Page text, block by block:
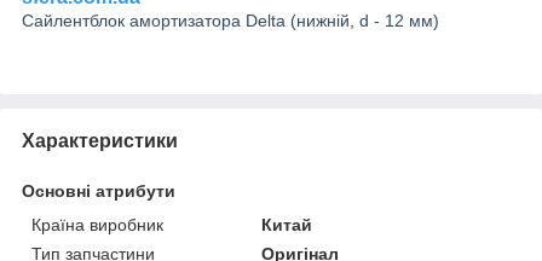
Сайлентблок амортизатора Delta (нижній, d - 12 мм)
Характеристики
Основні атрибути
Країна виробник
Китай
Тип запчастини
Оригінал